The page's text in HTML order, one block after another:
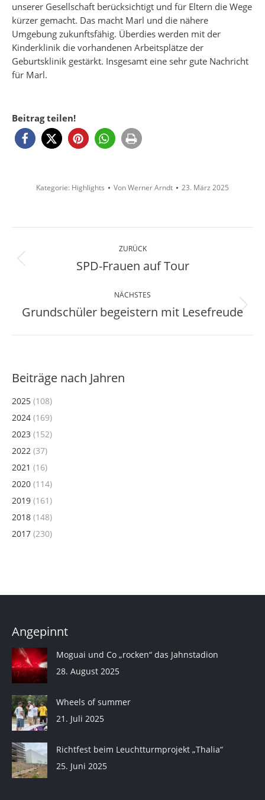
unserer Gesellschaft berücksichtigt und für Eltern die Wege
kürzer gemacht. Das macht Marl und die nähere
Umgebung zukunftsfähig. Überdies werden mit der
Kinderklinik die vorhandenen Arbeitsplätze der
Geburtsklinik gestärkt. Insgesamt eine sehr gute Nachricht
für Marl.
Beitrag teilen!
Kategorie: Highlights VonWerner Arndt 23. März 2025
Kommentarnavigation
ZURÜCK
Vorheriger
SPD-Frauen auf Tour
NÄCHSTES
Nächster
Grundschüler begeistern mit Lesefreude
Beiträge nach Jahren
2025 (108)
2024 (169)
2023 (152)
2022 (37)
2021 (16)
2020 (114)
2019 (161)
2018 (148)
2017 (230)
Angepinnt
Moguai und Co „rocken“ das Jahnstadion
28. August 2025
Wheels of summer
21. Juli 2025
Richtfest beim Leuchtturmprojekt „Thalia“
25. Juni 2025